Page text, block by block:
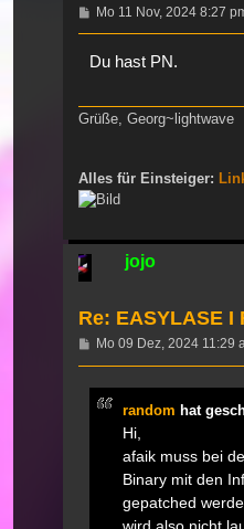
Beitrag
Mo 11 Nov, 2024 8:27
Du hast PN.
Grüße, Georg~lightwave
Alles für Einsteiger:
jojo
Re: EASYLASE
Beitrag
Mo 09 Dez, 2024 11:29
random hat
Hi,
afaik muss bei
Binary mit den
gepatched
wird also nicht